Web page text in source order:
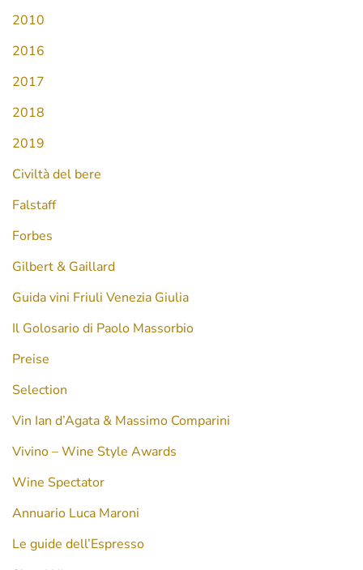
2010
2016
2017
2018
2019
Civiltà del bere
Falstaff
Forbes
Gilbert & Gaillard
Guida vini Friuli Venezia Giulia
Il Golosario di Paolo Massorbio
Preise
Selection
Vin Ian d’Agata & Massimo Comparini
Vivino – Wine Style Awards
Wine Spectator
Annuario Luca Maroni
Le guide dell’Espresso